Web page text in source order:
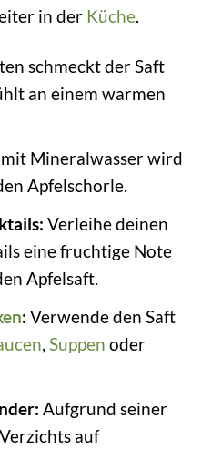
in der Küche.
schmeckt der Saft
an einem warmen
Mineralwasser wird
Apfelschorle.
Verleihe deinen
eine fruchtige Note
Apfelsaft.
: Verwende den Saft
Suppen oder
Aufgrund seiner
auf